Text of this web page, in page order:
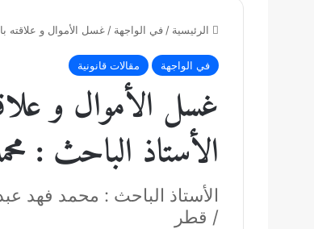
الرئيسية /في الواجهة /غسل الأموال و علاقته
في الواجهة مقالات قانونية
غسل الأموال و
الأستاذ الباحث :
الأستاذ الباحث : محمد فهد
/ قطر